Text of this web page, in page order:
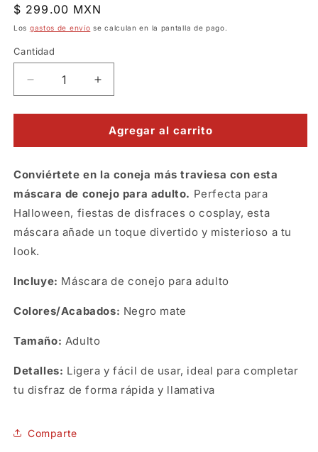
Precio
habitual
$ 299.00 MXN
Los gastos de envío se calculan en la pantalla de pago.
Cantidad
Reducir
cantidad
para
de
color
negro
Aumentar
cantidad
para
Máscara
de
color
negro
Agregar al carrito
Conviértete en la coneja más traviesa con esta
máscara de conejo para adulto. Perfecta para
Halloween, fiestas de disfraces o cosplay, esta
máscara añade un toque divertido y misterioso a tu
look.
Incluye: Máscara de conejo para adulto
Colores/Acabados: Negro mate
Tamaño: Adulto
Detalles: Ligera y fácil de usar, ideal para completar
tu disfraz de forma rápida y llamativa
SKU:Comparte